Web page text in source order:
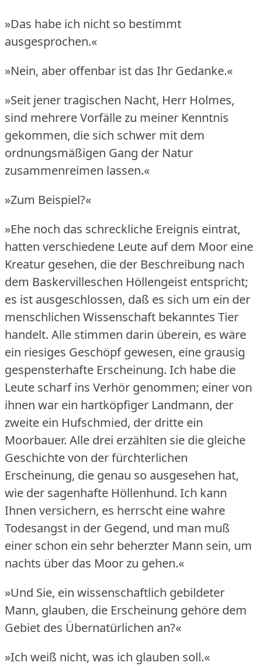
»Das habe ich nicht so bestimmt
ausgesprochen.«
»Nein, aber offenbar ist das Ihr Gedanke.«
»Seit jener tragischen Nacht, Herr Holmes,
sind mehrere Vorfälle zu meiner Kenntnis
gekommen, die sich schwer mit dem
ordnungsmäßigen Gang der Natur
zusammenreimen lassen.«
»Zum Beispiel?«
»Ehe noch das schreckliche Ereignis eintrat,
hatten verschiedene Leute auf dem Moor eine
Kreatur gesehen, die der Beschreibung nach
dem Baskervilleschen Höllengeist entspricht;
es ist ausgeschlossen, daß es sich um ein der
menschlichen Wissenschaft bekanntes Tier
handelt. Alle stimmen darin überein, es wäre
ein riesiges Geschöpf gewesen, eine grausig
gespensterhafte Erscheinung. Ich habe die
Leute scharf ins Verhör genommen; einer von
ihnen war ein hartköpfiger Landmann, der
zweite ein Hufschmied, der dritte ein
Moorbauer. Alle drei erzählten sie die gleiche
Geschichte von der fürchterlichen
Erscheinung, die genau so ausgesehen hat,
wie der sagenhafte Höllenhund. Ich kann
Ihnen versichern, es herrscht eine wahre
Todesangst in der Gegend, und man muß
einer schon ein sehr beherzter Mann sein, um
nachts über das Moor zu gehen.«
»Und Sie, ein wissenschaftlich gebildeter
Mann, glauben, die Erscheinung gehöre dem
Gebiet des Übernatürlichen an?«
»Ich weiß nicht, was ich glauben soll.«